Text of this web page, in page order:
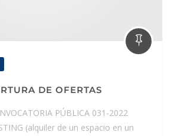
DE OFERTAS
PÚBLICA 031-2022
(alquiler de un espacio en un